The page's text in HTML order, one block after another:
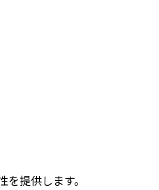
提供します。